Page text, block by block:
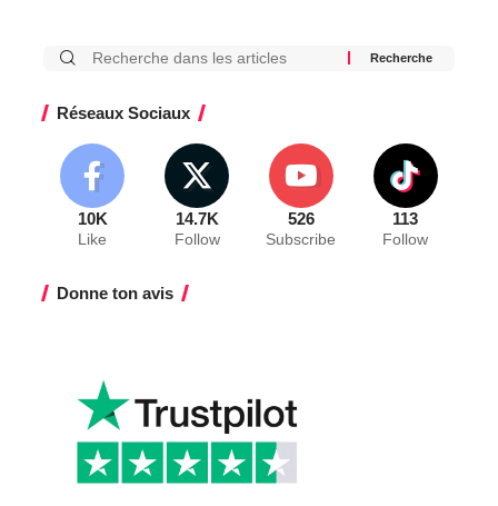
Réseaux Sociaux
10K
Like
14.7K
Follow
526
Subscribe
113
Follow
Donne ton avis